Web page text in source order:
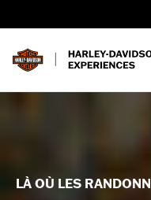
LÀ OÙ LES